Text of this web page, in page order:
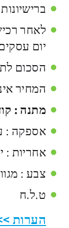
​ברישיונות
לאחר
יום עסקים 1 לתאום פגישה להשלמת
הסכום
המחיר
מתנה :
אספקה : עד 10 ימים
אחריות :
צבע :
ט.ל.ח
הערות